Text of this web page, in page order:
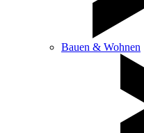
Bauen & Wohnen